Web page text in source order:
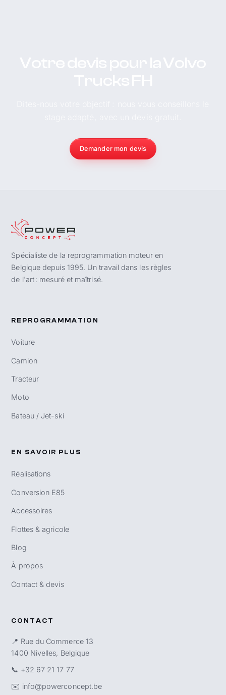
Demander mon devis
Spécialiste de la reprogrammation moteur en
Belgique depuis 1995. Un travail dans les règles
de l'art : mesuré et maîtrisé.
REPROGRAMMATION
Voiture
Camion
Tracteur
Moto
Bateau / Jet-ski
EN SAVOIR PLUS
Réalisations
Conversion E85
Accessoires
Flottes & agricole
Blog
À propos
Contact & devis
CONTACT
📍 Rue du Commerce 13
1400 Nivelles, Belgique
📞 +32 67 21 17 77
✉️ info@powerconcept.be